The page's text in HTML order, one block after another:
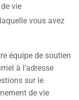
vie
vous avez
équipe de soutien
à l'adresse
sur le
de vie